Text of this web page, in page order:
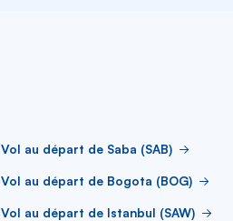
Vol au départ de Saba (SAB)
Vol au départ de Bogota (BOG)
Vol au départ de Istanbul (SAW)